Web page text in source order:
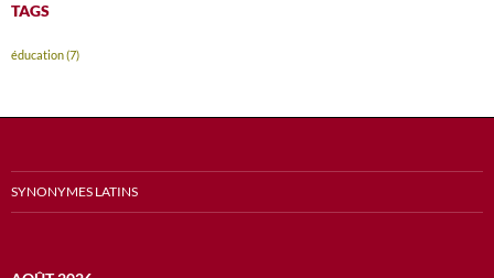
TAGS
éducation(7)
SYNONYMES LATINS